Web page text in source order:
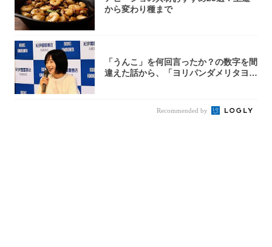
から変わり種まで
「うんこ」を何回言ったか？の数字を間
違えた話から、「ヨリパンダメリタヨコ
Recommended by